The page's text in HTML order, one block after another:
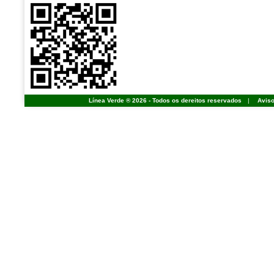
Línea Verde ® 2026 - Todos os dereitos reservados |